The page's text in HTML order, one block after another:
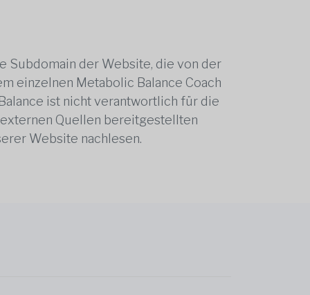
Subdomain der Website, die von der
einzelnen Metabolic Balance Coach
ist nicht verantwortlich für die
Quellen bereitgestellten
Website nachlesen.